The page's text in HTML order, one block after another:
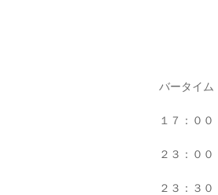
バータイ
１７：０
２３：０
２３：３